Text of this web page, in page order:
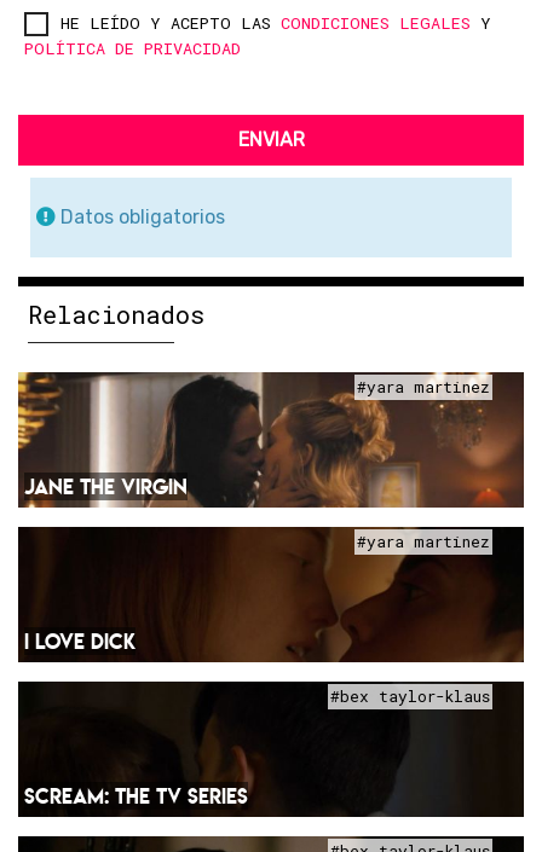
HE LEÍDO Y ACEPTO LAS CONDICIONES LEGALES Y
POLÍTICA DE PRIVACIDAD
ENVIAR
Datos obligatorios
Relacionados
#yara martinez
JANE THE VIRGIN
#yara martinez
I LOVE DICK
#bex taylor-klaus
SCREAM: THE TV SERIES